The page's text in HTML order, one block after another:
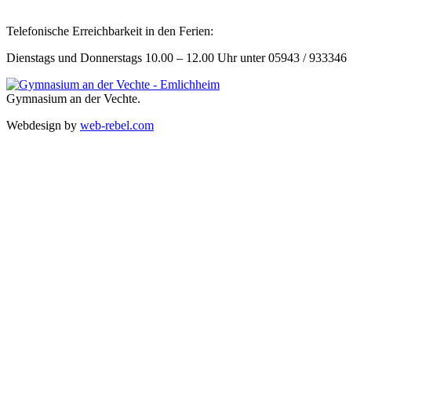
Telefonische Erreichbarkeit in den Ferien:
Dienstags und Donnerstags 10.00 – 12.00 Uhr unter 05943 / 933346
Gymnasium an der Vechte.
Webdesign by web-rebel.com